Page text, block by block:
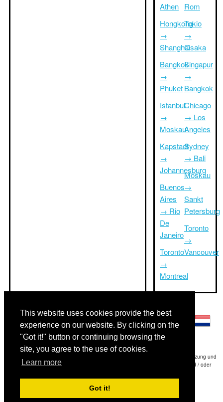
This website uses cookies provide the best
experience on our website. By clicking on the
"Got it!" button or continuing browsing the
site, you agree to the use of cookies.
Learn more
Got it!
Athen
Hongkong
→
Shanghai
Bangkok
→
Phuket
Istanbul
→
Moskau
Kapstadt
→
Johannesburg
Buenos
Aires
→ Rio
De
Janeiro
Toronto
→
Montreal
Rom
Tokio
→
Osaka
Singapur
→
Bangkok
Chicago
→ Los
Angeles
Sydney
→ Bali
Moskau
→
Sankt
Petersburg
Toronto
→
Vancouver
Haftungsausschluss: Die Informationen auf dieser Website ist unsere beste Schätzung und
für nur Ihre Referenz.Triptimeto.com haftet nicht für jede Reise Verzögerung und / oder